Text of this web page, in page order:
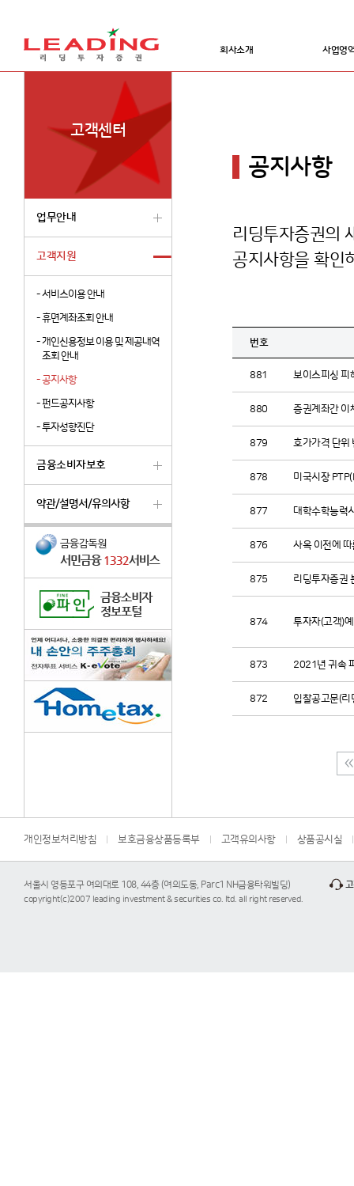
회사소개 사업영
고객센터
업무안내
고객지원
-서비스이용 안내
-휴면계좌조회 안내
-개인신용정보 이용 및 제공내역
조회 안내
-공지사항
-펀드공지사항
-투자성향진단
금융소비자보호
약관/설명서/유의사항
공지사항
리딩투자증권의
공지사항을 확인
번호
881 보이스피싱 피
880 증권계좌간 이
879 호가가격 단위
878 미국시장
877 대학수학능력
876 사옥 이전에
875 리딩투자증권
874 투자자(고객)
873 2021년 귀속
872 입찰공고문(리
개인정보처리방침 보호금융상품등록부 고객유의사항 상품공시실
서울시 영등포구 여의대로 108, 44층 (여의도동, Parc1 NH금융타워빌딩)
copyright(c)2007 leading investment & securities co. ltd. all right reserved.